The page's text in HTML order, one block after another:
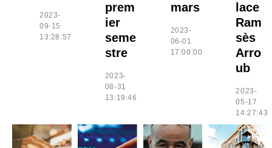
2023-
09-15
13:28:57
prem
ier
seme
stre
2023-
08-31
13:19:46
mars
2023-
06-01
17:00:00
lace
Ram
sès
Arro
ub
2023-
05-17
14:27:43